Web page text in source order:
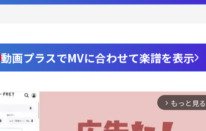
動画プラスでMVに合わせて楽譜を表示
arrow_forward_ios もっと見る